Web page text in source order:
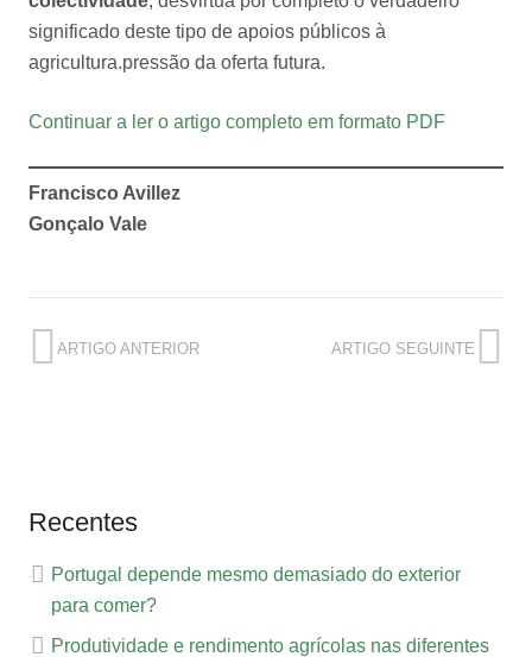
significado deste tipo de apoios públicos à
agricultura.pressão da oferta futura.
Continuar a ler o artigo completo em formato PDF
Francisco Avillez
Gonçalo Vale
ARTIGO ANTERIOR ARTIGO SEGUINTE
Recentes
Portugal depende mesmo demasiado do exterior
para comer?
Produtividade e rendimento agrícolas nas diferentes